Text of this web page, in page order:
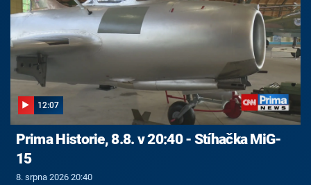
12:07
Prima Historie, 8.8. v 20:40 - Stíhačka MiG-
15
8. srpna 2026 20:40